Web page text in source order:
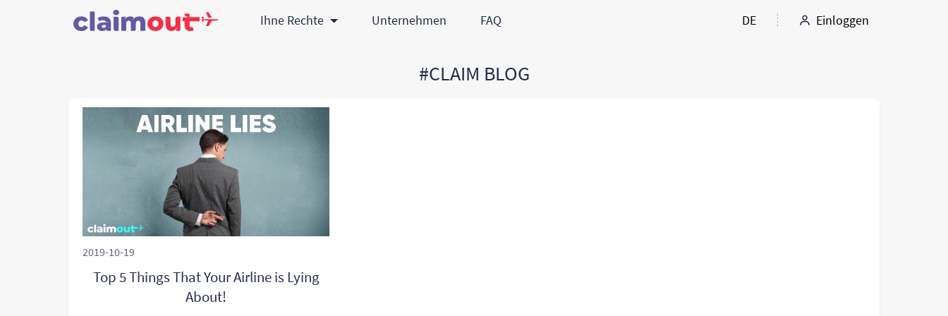
Ihne Rechte Unternehmen FAQ DE Einloggen
#CLAIM BLOG
2019-10-19
Top 5 Things That Your Airline is Lying
About!